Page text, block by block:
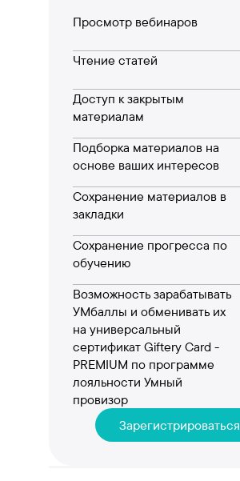
Просмотр вебинаров
Чтение статей
Доступ к закрытым
материалам
Подборка материалов на
основе ваших интересов
Сохранение материалов в
закладки
Сохранение прогресса по
обучению
Возможность зарабатывать
УМбаллы и обменивать их
на универсальный
сертификат Giftery Card -
PREMIUM по программе
лояльности Умный
провизор
Зарегистрироваться